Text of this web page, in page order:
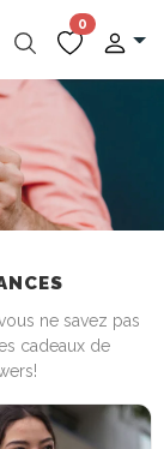
0
ne savez pas
cadeaux de